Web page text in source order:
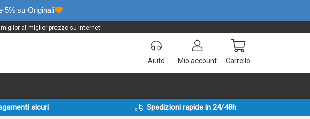
5% su Originali
al miglior prezzo su Internet!
Aiuto Mio account Carrello
sicuri Spedizioni rapide in 24/48h